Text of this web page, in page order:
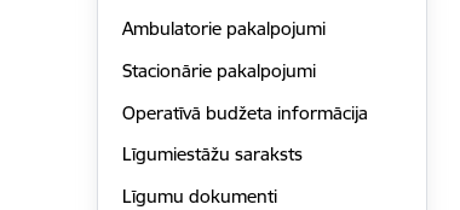
Ambulatorie pakalpojumi
Stacionārie pakalpojumi
Operatīvā budžeta informācija
Līgumiestāžu saraksts
Līgumu dokumenti